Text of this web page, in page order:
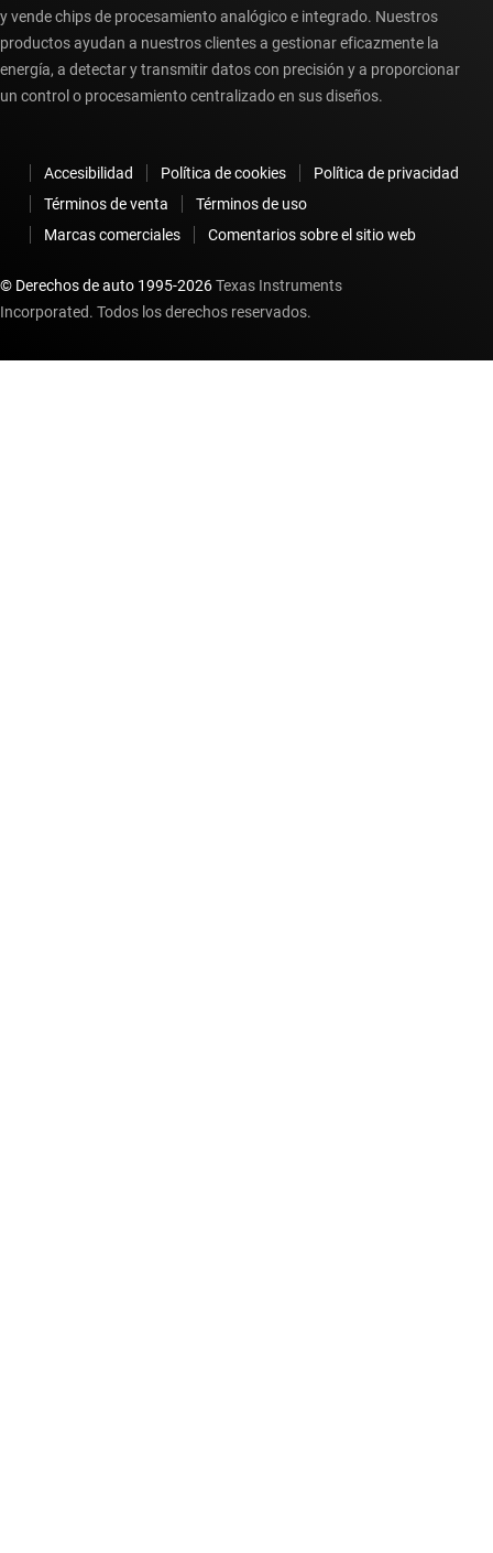
y vende chips de procesamiento analógico e integrado. Nuestros
productos ayudan a nuestros clientes a gestionar eficazmente la
energía, a detectar y transmitir datos con precisión y a proporcionar
un control o procesamiento centralizado en sus diseños.
Accesibilidad Política de cookies
Política de privacidad
Términos de venta
Términos de uso
Marcas comerciales
Comentarios sobre el sitio web
© Derechos de auto 1995-2026Texas Instruments
Incorporated. Todos los derechos reservados.